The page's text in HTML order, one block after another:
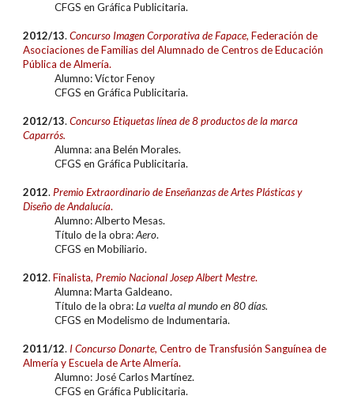
CFGS en Gráfica Publicitaria.
2012/13.Concurso Imagen Corporativa de Fapace, Federación de
Asociaciones de Familias del Alumnado de Centros de Educación
Pública de Almería.
Alumno: Víctor Fenoy
CFGS en Gráfica Publicitaria.
2012/13.Concurso Etiquetas línea de 8 productos de la marca
Caparrós.
Alumna: ana Belén Morales.
CFGS en Gráfica Publicitaria.
2012. Premio Extraordinariode Enseñanzas de Artes Plásticas y
Diseño de Andalucía.
Alumno: Alberto Mesas.
Título de la obra:Aero.
CFGS en Mobiliario.
2012.Finalista, Premio Nacional Josep Albert Mestre.
Alumna:Marta Galdeano.
Título de la obra:La vuelta al mundo en 80 días.
CFGS enModelismo de Indumentaria.
2011/12. I Concurso Donarte,Centro de Transfusión Sanguínea de
Almería y Escuela de Arte Almería.
Alumno: José Carlos Martínez.
CFGS enGráfica Publicitaria.